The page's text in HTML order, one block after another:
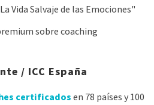
Vida Salvaje de las Emociones"
sobre coaching
/ ICC España
certificadosen 78 países y 100